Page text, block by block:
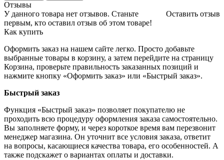
Отзывы
Оставить отзыв
У данного товара нет отзывов. Станьте
первым, кто оставил отзыв об этом товаре!
Как купить
Оформить заказ на нашем сайте легко. Просто добавьте
выбранные товары в корзину, а затем перейдите на страницу
Корзина, проверьте правильность заказанных позиций и
нажмите кнопку «Оформить заказ» или «Быстрый заказ».
Быстрый заказ
Функция «Быстрый заказ» позволяет покупателю не
проходить всю процедуру оформления заказа самостоятельно.
Вы заполняете форму, и через короткое время вам перезвонит
менеджер магазина. Он уточнит все условия заказа, ответит
на вопросы, касающиеся качества товара, его особенностей. А
также подскажет о вариантах оплаты и доставки.